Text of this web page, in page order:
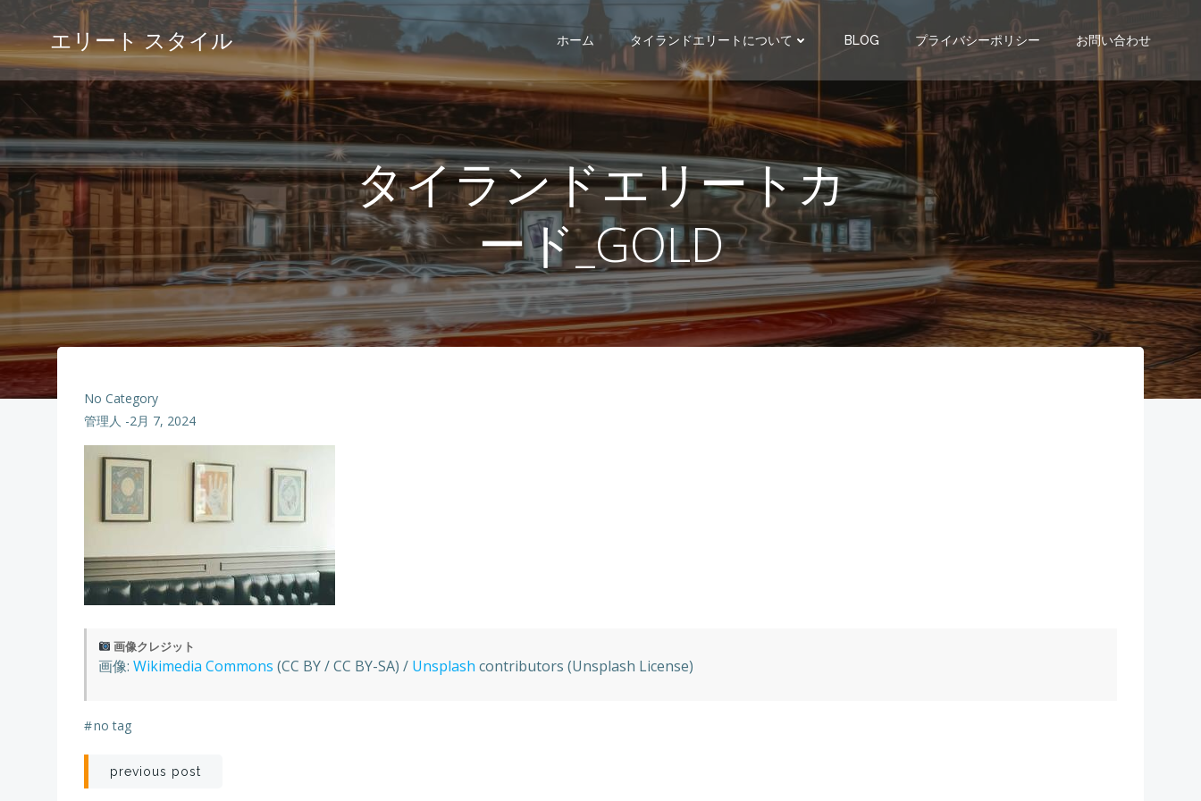
ン
テ
へ
ス
キ
ッ
プ
エリート スタイル ホーム タイランドエリートについて BLOG プライバシーポリシー お問い合わせ
タイランドエリートカ
ード_GOLD
No Category
管理人 -2月 7, 2024
画像クレジット
画像: Wikimedia Commons (CC BY / CC BY-SA) / Unsplash contributors (Unsplash License)
#no tag
Post
previous post